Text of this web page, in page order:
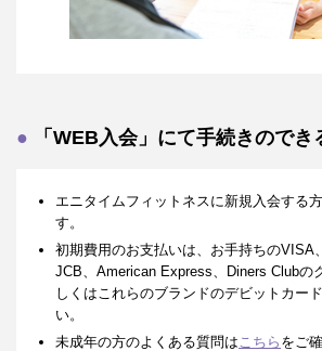
「WEB入会」にて手続きのでき
エニタイムフィットネスに新規入会する
す。
初期費用のお支払いは、お手持ちのVISA
JCB、American Express、Diners Clubの
しくはこれらのブランドのデビットカー
い。
未成年の方のよくある質問はこちら をご